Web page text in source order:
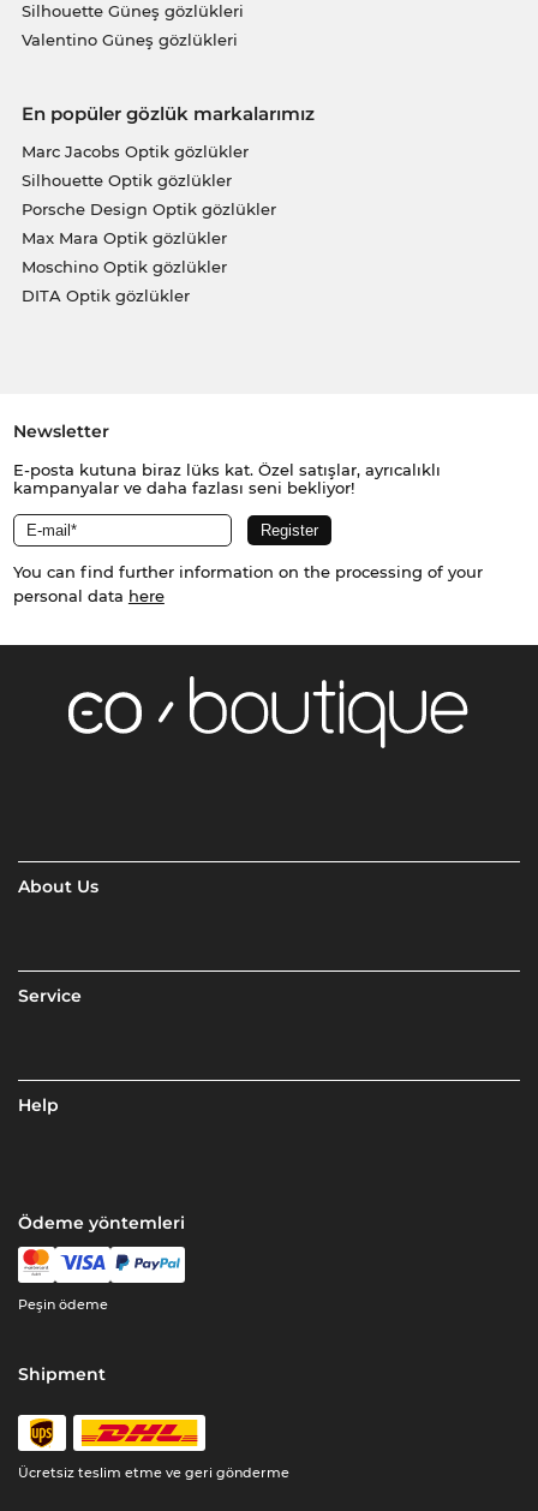
Silhouette Güneş gözlükleri
Valentino Güneş gözlükleri
En popüler gözlük markalarımız
Marc Jacobs Optik gözlükler
Silhouette Optik gözlükler
Porsche Design Optik gözlükler
Max Mara Optik gözlükler
Moschino Optik gözlükler
DITA Optik gözlükler
Newsletter
E-posta kutuna biraz lüks kat. Özel satışlar, ayrıcalıklı
kampanyalar ve daha fazlası seni bekliyor!
You can find further information on the processing of your
personal data here
About Us
Service
Help
Ödeme yöntemleri
Peşin ödeme
Shipment
Ücretsiz teslim etme ve geri gönderme